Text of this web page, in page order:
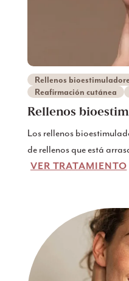
Rellenos
Reafirmación cutánea
Rellenos
Los rellenos
de rellenos que está
podemos revertir el
VER TRATAMIENTO